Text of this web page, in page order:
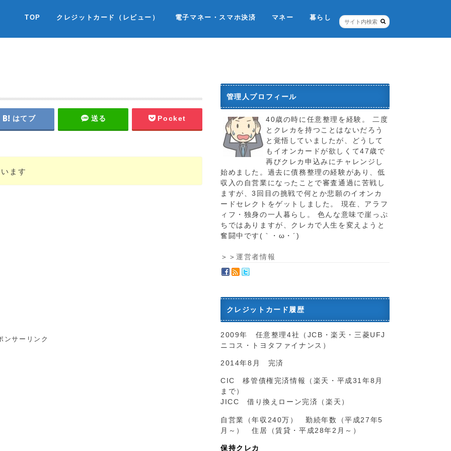
TOP クレジットカード（レビュー） 電子マネー・スマホ決済 マネー 暮らし
はてブ 送る Pocket
ます
ンサーリンク
管理人プロフィール
40歳の時に任意整理を経験。 二度
とクレカを持つことはないだろう
と覚悟していましたが、どうして
もイオンカードが欲しくて47歳で
再びクレカ申込みにチャレンジし
始めました。過去に債務整理の経験があり、低
収入の自営業になったことで審査通過に苦戦し
ますが、3回目の挑戦で何とか悲願のイオンカ
ードセレクトをゲットしました。 現在、アラフ
ィフ・独身の一人暮らし。 色んな意味で崖っぷ
ちではありますが、クレカで人生を変えようと
奮闘中です(｀・ω・´)ゞ
＞＞運営者情報
クレジットカード履歴
2009年 任意整理4社（JCB・楽天・三菱UFJ
ニコス・トヨタファイナンス）
2014年8月 完済
CIC 移管債権完済情報（楽天・平成31年8月
まで）
JICC 借り換えローン完済（楽天）
自営業（年収240万） 勤続年数（平成27年5
月～） 住居（賃貸・平成28年2月～）
保持クレカ